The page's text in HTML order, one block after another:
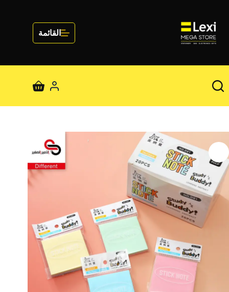
المحتوى
القائمة
عربة